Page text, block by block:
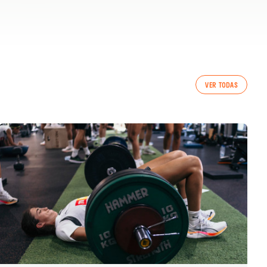
VER TODAS